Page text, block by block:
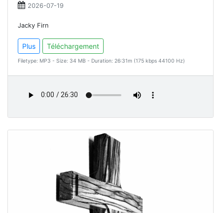
2026-07-19
Jacky Firn
Plus Téléchargement
Filetype: MP3 - Size: 34 MB - Duration: 26:31m (175 kbps 44100 Hz)